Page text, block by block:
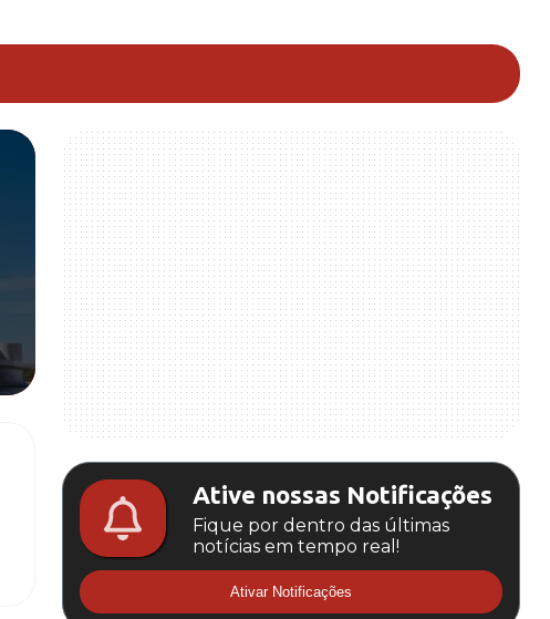
Ative nossas Notificações
Fique por dentro das últimas
notícias em tempo real!
Ativar Notificações